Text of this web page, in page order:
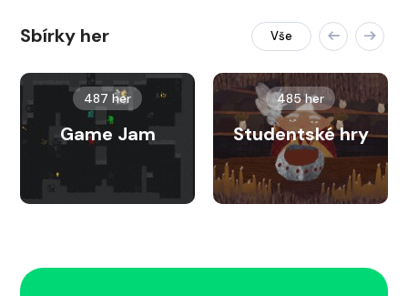
Sbírky her Vše
487 her
Game Jam
485 her
Studentské hry